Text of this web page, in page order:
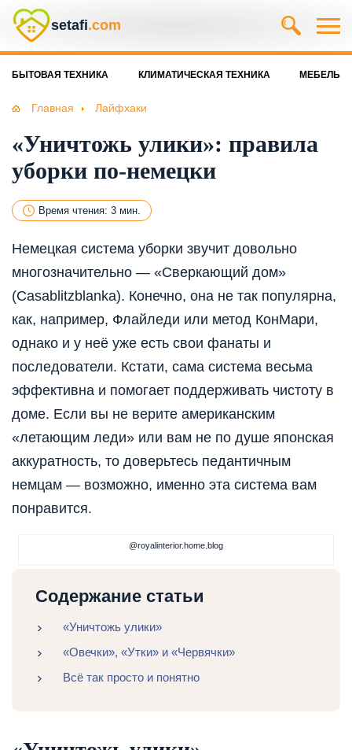
setafi.com
БЫТОВАЯ ТЕХНИКА КЛИМАТИЧЕСКАЯ ТЕХНИКА МЕБЕЛЬ
Главная Лайфхаки
«Уничтожь улики»: правила
уборки по-немецки
Время чтения: 3 мин.
Немецкая система уборки звучит довольно
многозначительно — «Сверкающий дом»
(Casablitzblanka). Конечно, она не так популярна,
как, например, Флайледи или метод КонМари,
однако и у неё уже есть свои фанаты и
последователи. Кстати, сама система весьма
эффективна и помогает поддерживать чистоту в
доме. Если вы не верите американским
«летающим леди» или вам не по душе японская
аккуратность, то доверьтесь педантичным
немцам — возможно, именно эта система вам
понравится.
@royalinterior.home.blog
Содержание статьи
«Уничтожь улики»
«Овечки», «Утки» и «Червячки»
Всё так просто и понятно